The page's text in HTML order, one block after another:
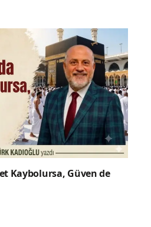
Kaybolursa, Güven de